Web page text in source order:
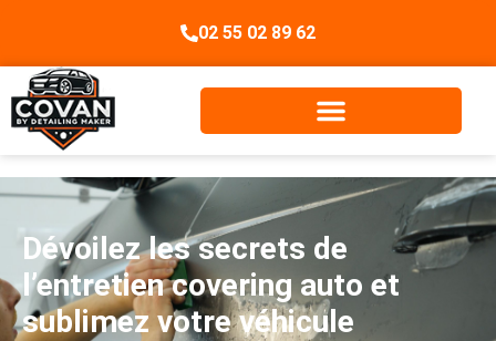
02 55 02 89 62
Dévoilez les secrets de
l’entretien covering auto et
sublimez votre véhicule